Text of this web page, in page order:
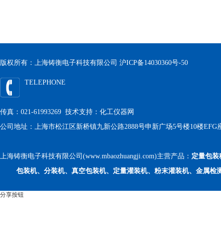
版权所有：上海铸衡电子科技有限公司 沪ICP备14030360号-50
TELEPHONE
传真：021-61993269 技术支持： 化工仪器网
公司地址：上海市松江区新桥镇九新公路2888号申新广场5号楼10楼EFG
上海铸衡电子科技有限公司(www.mbaozhuangji.com)主营产品： 定量包装
包装机、分装机、真空包装机、定量灌装机、粉末灌装机、金属检
分享按钮